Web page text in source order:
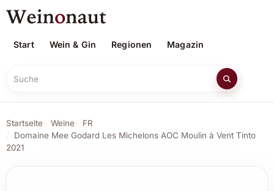
Start Wein & Gin Regionen Magazin
Suche
Startseite Weine
FR
Domaine Mee Godard Les Michelons AOC Moulin à Vent Tinto
2021